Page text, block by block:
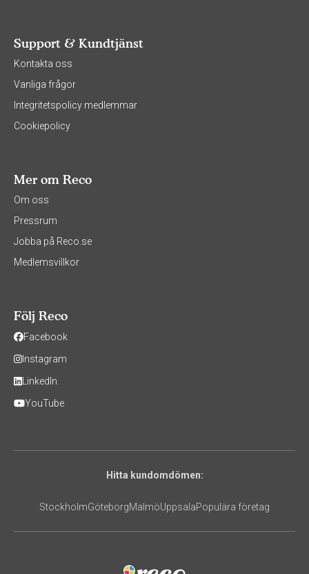
Support & Kundtjänst
Kontakta oss
Vanliga frågor
Integritetspolicy medlemmar
Cookiepolicy
Mer om Reco
Om oss
Pressrum
Jobba på Reco.se
Medlemsvillkor
Följ Reco
Facebook
Instagram
LinkedIn
YouTube
Hitta kundomdömen:
StockholmGöteborgMalmöUppsalaPopulära företag